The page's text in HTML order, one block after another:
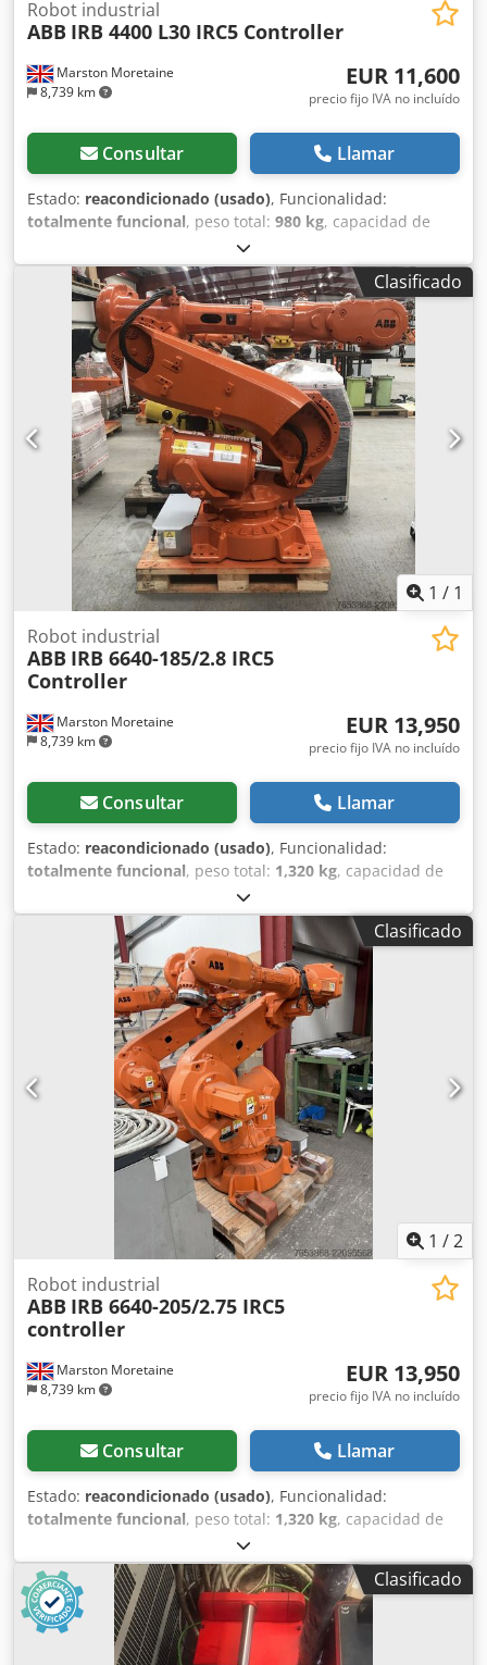
Marston Moretaine
8,739 km
Robot industrial
ABB IRB 4400 L30 IRC5 Controller
EUR 11,600
precio fijo IVA no incluído
Consultar Llamar
Estado: reacondicionado (usado), Funcionalidad:
totalmente funcional, peso total: 980 kg, capacidad de
, alcance del brazo:
controles:ABB, modelo de controlador:IRC5, ABB IRB 4400
L30 con controlador IRC5, totalmente reacondicionado y
con 6 meses de garantía. Se entrega en Europa con todos
los impuestos pagados, por lo que no habrá cargos
adicionales. Dksdszcm Nispfx Afljr
Clasificado
1 / 1
Marston Moretaine
8,739 km
Robot industrial
ABB IRB 6640-185/2.8 IRC5
Controller
EUR 13,950
precio fijo IVA no incluído
Consultar Llamar
Estado: reacondicionado (usado), Funcionalidad:
totalmente funcional, peso total: 1,320 kg, capacidad de
, alcance del brazo:
controles:ABB, modelo de controlador:IRC5, ABB IRB
6640-185/2.8 con controlador IRC5, totalmente
reacondicionado y con 6 meses de garantía; se entrega en
Europa con todos los aranceles pagados, por lo que no
habrá costes adicionales. Dkedpfx Afozclkljlsr
Clasificado
1 /2
Marston Moretaine
8,739 km
Robot industrial
ABB IRB 6640-205/2.75 IRC5
controller
EUR 13,950
precio fijo IVA no incluído
Consultar Llamar
Estado: reacondicionado (usado), Funcionalidad:
totalmente funcional, peso total: 1,320 kg, capacidad de
, alcance del brazo:
controles:ABB, modelo de controlador:IRC5, ABB IRB
6640-205/2.75 con controlador IRC5, 12 000 £,
completamente reacondicionado y con 6 meses de
garantía; se entrega en Europa con los aranceles ya
pagados, por lo que no hay costes adicionales. Dsdpszcl
Clasificado